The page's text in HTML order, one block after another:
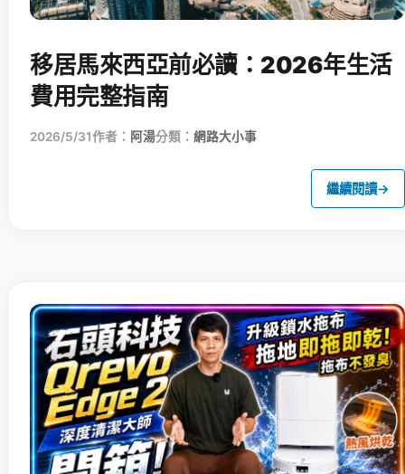
移居馬來西亞前必讀：2026年生活
費用完整指南
2026/5/31作者： 阿湯分類： 網路大小事
繼續閱讀→